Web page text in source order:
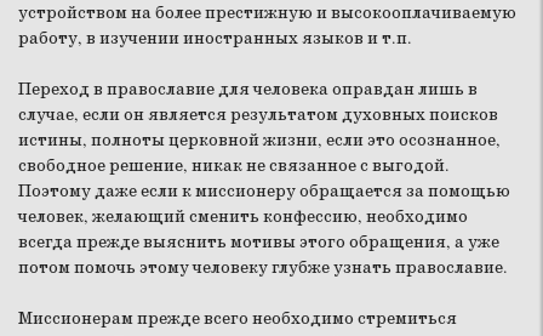
устройством на более престижную и высокооплачиваемую
работу, в изучении иностранных языков и т.п.
Переход в православие для человека оправдан лишь в
случае, если он является результатом духовных поисков
истины, полноты церковной жизни, если это осознанное,
свободное решение, никак не связанное с выгодой.
Поэтому даже если к миссионеру обращается за помощью
человек, желающий сменить конфессию, необходимо
всегда прежде выяснить мотивы этого обращения, а уже
потом помочь этому человеку глубже узнать православие.
Миссионерам прежде всего необходимо стремиться